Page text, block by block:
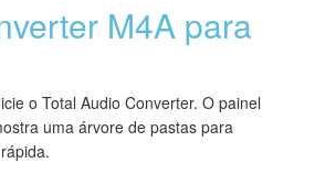
M4A para
o Total Audio Converter. O painel
uma árvore de pastas para